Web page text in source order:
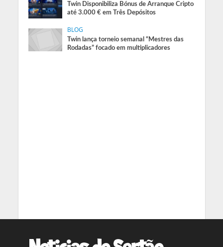
Twin Disponibiliza Bónus de Arranque Cripto
até 3.000 € em Três Depósitos
BLOG
Twin lança torneio semanal “Mestres das
Rodadas” focado em multiplicadores